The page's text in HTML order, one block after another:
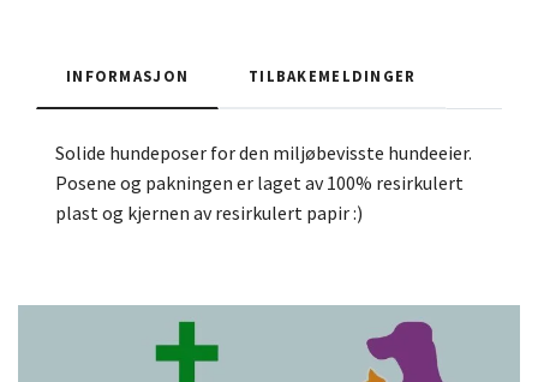
INFORMASJON TILBAKEMELDINGER
Solide hundeposer for den miljøbevisste hundeeier.
Posene og pakningen er laget av 100% resirkulert
plast og kjernen av resirkulert papir :)